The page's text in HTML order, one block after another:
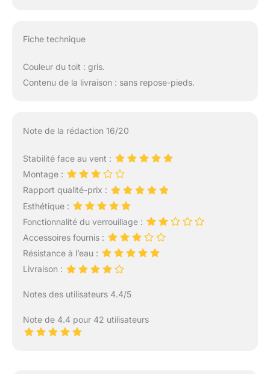
Fiche technique
Couleur du toit : gris.
Contenu de la livraison : sans repose-pieds.
Note de la rédaction 16/20
Stabilité face au vent :
Montage :
Rapport qualité-prix :
Esthétique :
Fonctionnalité du verrouillage :
Accessoires fournis :
Résistance à l’eau :
Livraison :
Notes des utilisateurs 4.4/5
Note de 4.4 pour 42 utilisateurs